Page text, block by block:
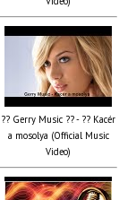
?? Gerry Music ?? - ?? Kacér
a mosolya (Official Music
Video)